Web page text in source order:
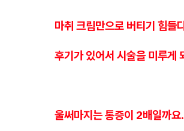
마취 크림만으로 버티기 힘들
후기가 있어서 시술을 미루게
울써마지는 통증이 2배일까